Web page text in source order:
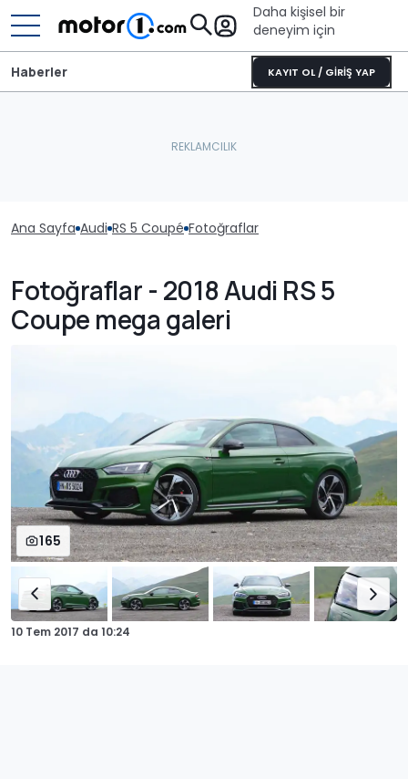
Daha kişisel bir
deneyim için
KAYIT OL / GİRİŞ YAP
Haberler
Ana Sayfa Audi RS 5 Coupé Fotoğraflar
Fotoğraflar - 2018 Audi RS 5
Coupe mega galeri
165
10 Tem 2017 da 10:24